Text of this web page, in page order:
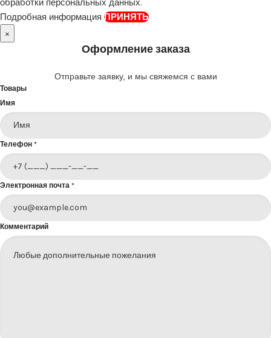
Подробная информация ПРИНЯТЬ
×
Оформление заказа
Отправьте заявку, и мы свяжемся с вами
Товары
Имя
Телефон *
Электронная почта *
Комментарий